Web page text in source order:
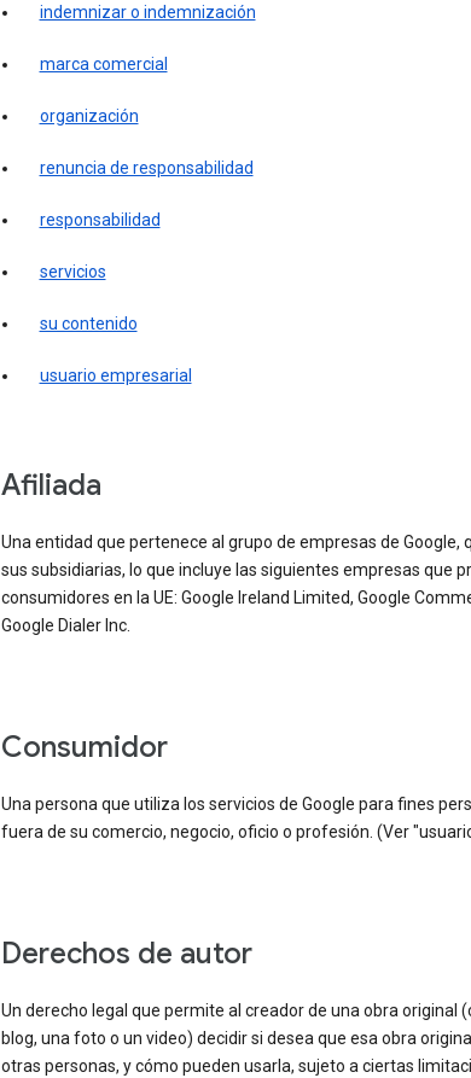
indemnizar o indemnización
marca comercial
organización
renuncia de responsabilidad
responsabilidad
servicios
su contenido
usuario empresarial
afiliada
Una entidad que pertenece al grupo de empresas de Google,
sus subsidiarias, lo que incluye las siguientes empresas que
consumidores en la UE: Google Ireland Limited, Google
Google Dialer Inc.
consumidor
Una persona que utiliza los servicios de Google para fines
fuera de su comercio, negocio, oficio o profesión. (Ver
derechos de autor
Un derecho legal que permite al creador de una obra original
blog, una foto o un video) decidir si desea que esa obra
otras personas, y cómo pueden usarla, sujeto a ciertas